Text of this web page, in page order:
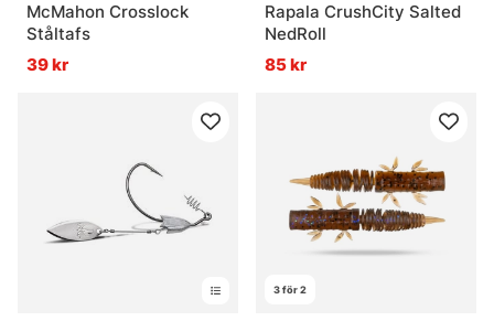
McMahon Crosslock
Ståltafs
39 kr
Rapala CrushCity Salted
NedRoll
85 kr
3 för 2